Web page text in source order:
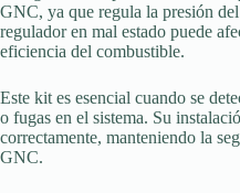
GNC, ya que regula la presión
regulador en mal estado puede
eficiencia del combustible.
Este kit es esencial cuando se
o fugas en el sistema. Su
correctamente, manteniendo la
GNC.